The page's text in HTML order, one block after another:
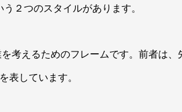
２つのスタイルがあります。
考えるためのフレームです。前者は
表しています。